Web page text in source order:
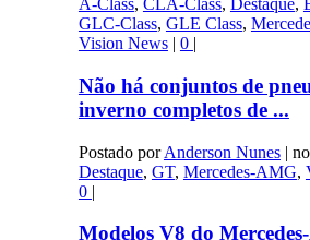
A-Class, CLA-Class, Destaque,
GLC-Class, GLE Class,
Vision News| 0 |
Não há conjuntos de
inverno completos de ...
Postado porAnderson Nunes|
Destaque, GT, Mercedes-AMG,
0 |
Modelos V8 ​​do